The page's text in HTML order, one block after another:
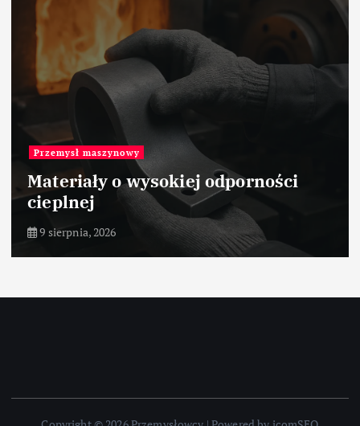
Przemysł maszynowy
Materiały o wysokiej odporności
cieplnej
9 sierpnia, 2026